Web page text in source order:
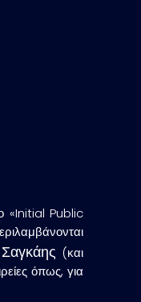
«Initial Public
(και
όπως, για